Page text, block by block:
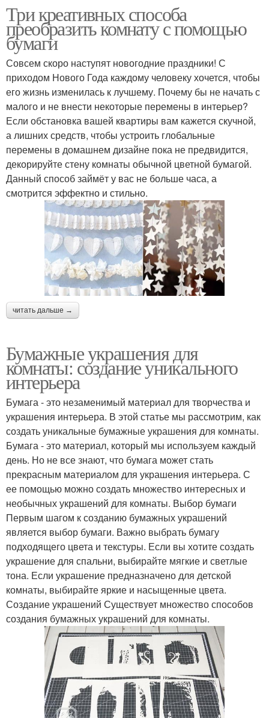
Три креативных способа
преобразить комнату с помощью
бумаги
Совсем скоро наступят новогодние праздники! С
приходом Нового Года каждому человеку хочется, чтобы
его жизнь изменилась к лучшему. Почему бы не начать с
малого и не внести некоторые перемены в интерьер?
Если обстановка вашей квартиры вам кажется скучной,
а лишних средств, чтобы устроить глобальные
перемены в домашнем дизайне пока не предвидится,
декорируйте стену комнаты обычной цветной бумагой.
Данный способ займёт у вас не больше часа, а
смотрится эффектно и стильно.
читать дальше →
Бумажные украшения для
комнаты: создание уникального
интерьера
Бумага - это незаменимый материал для творчества и
украшения интерьера. В этой статье мы рассмотрим, как
создать уникальные бумажные украшения для комнаты.
Бумага - это материал, который мы используем каждый
день. Но не все знают, что бумага может стать
прекрасным материалом для украшения интерьера. С
ее помощью можно создать множество интересных и
необычных украшений для комнаты. Выбор бумаги
Первым шагом к созданию бумажных украшений
является выбор бумаги. Важно выбрать бумагу
подходящего цвета и текстуры. Если вы хотите создать
украшение для спальни, выбирайте мягкие и светлые
тона. Если украшение предназначено для детской
комнаты, выбирайте яркие и насыщенные цвета.
Создание украшений Существует множество способов
создания бумажных украшений для комнаты.